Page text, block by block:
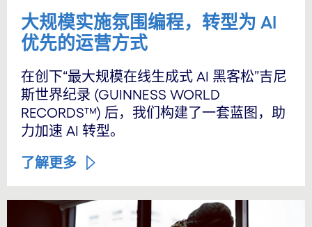
大规模实施氛围编程，转型为 AI
优先的运营方式
在创下“最大规模在线生成式 AI 黑客松”吉尼
斯世界纪录 (GUINNESS WORLD
RECORDS™) 后，我们构建了一套蓝图，助
力加速 AI 转型。
了解更多